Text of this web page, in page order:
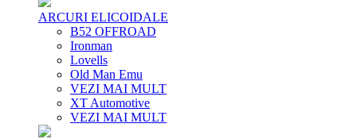
ARCURI ELICOIDALE
B52 OFFROAD
Ironman
Lovells
Old Man Emu
VEZI MAI MULT
XT Automotive
VEZI MAI MULT